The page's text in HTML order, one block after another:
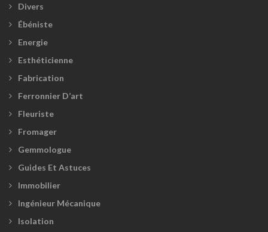
Divers
Ébéniste
Energie
Esthéticienne
Fabrication
Ferronnier D’art
Fleuriste
Fromager
Gemmologue
Guides Et Astuces
Immobilier
Ingénieur Mécanique
Isolation